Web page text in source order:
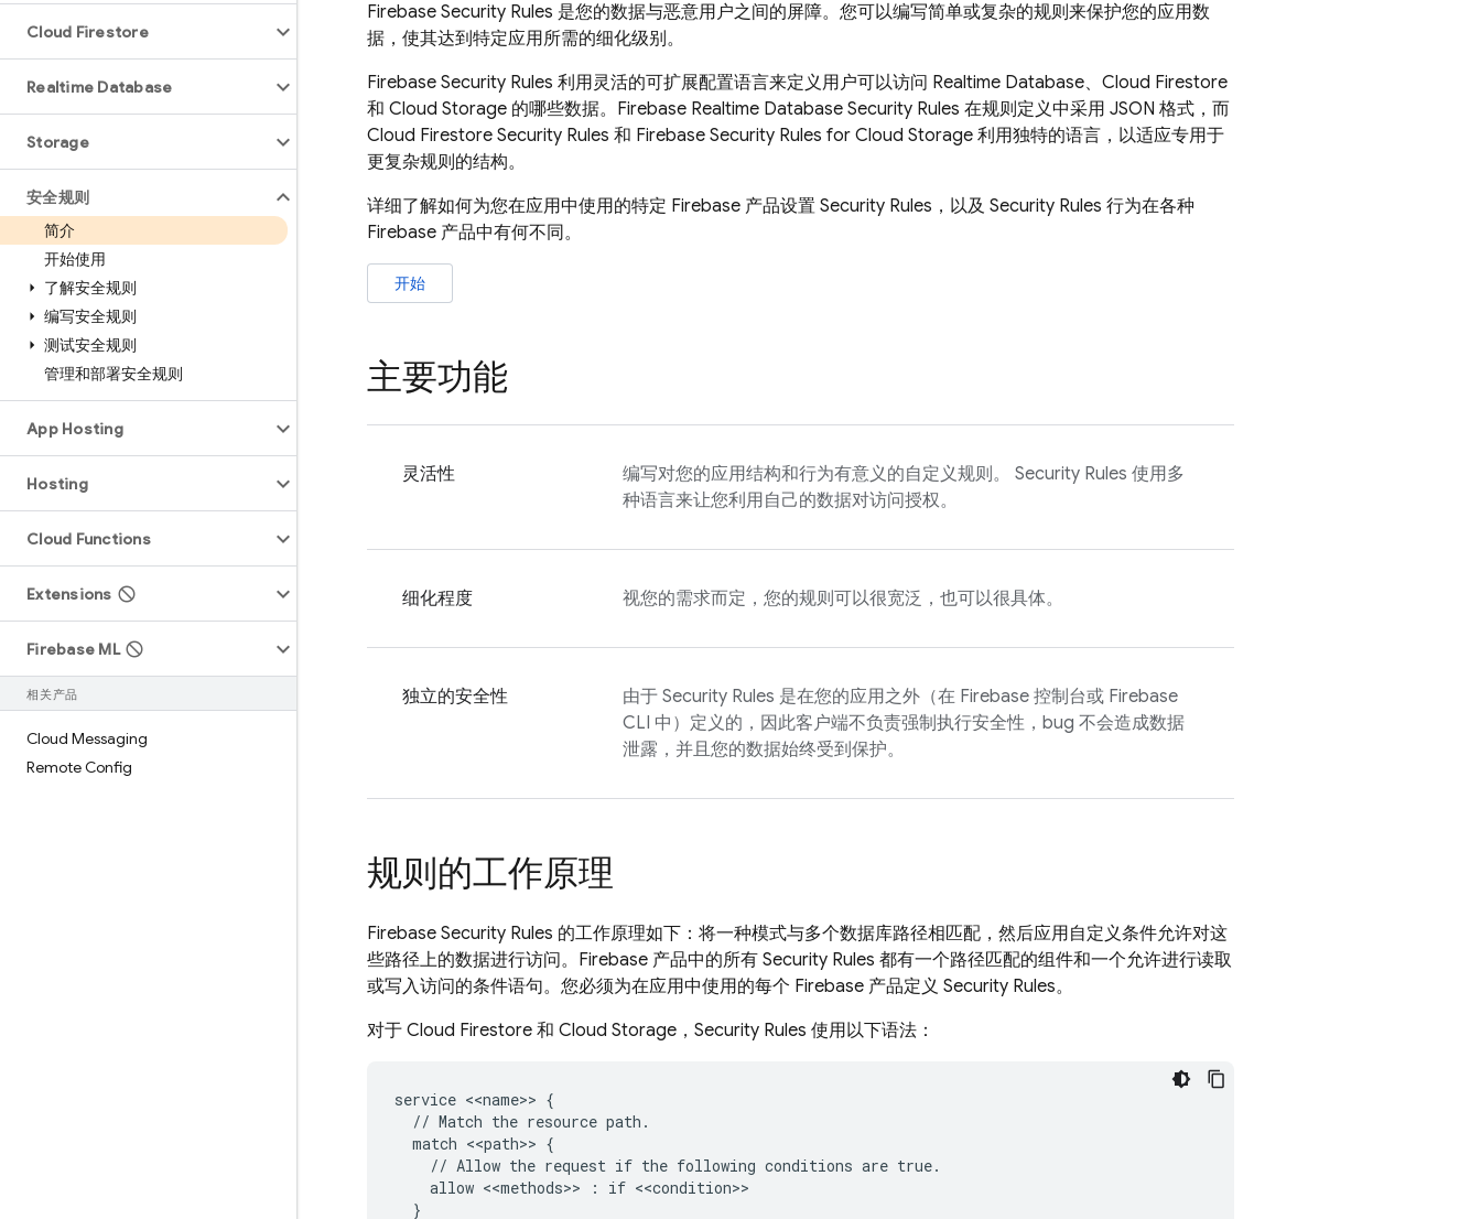
Cloud Firestore
Realtime Database
Storage
安全规则
简介
开始使用
了解安全规则
编写安全规则
测试安全规则
管理和部署安全规则
App Hosting
Hosting
Cloud Functions
Extensions
Firebase ML
相关产品
Cloud Messaging
Remote Config
Firebase Security Rules 是您的数据与恶意用户之间的屏障。您可以编写简单或复杂的规则来保护您的应用数
据，使其达到特定应用所需的细化级别。
Firebase Security Rules 利用灵活的可扩展配置语言来定义用户可以访问 Realtime Database、 Cloud Firestore
和 Cloud Storage 的哪些数据。 Firebase Realtime Database Security Rules 在规则定义中采用 JSON 格式，而
Cloud Firestore Security Rules 和 Firebase Security Rules for Cloud Storage 利用独特的语言，以适应专用于
更复杂规则的结构。
详细了解如何为您在应用中使用的特定 Firebase 产品设置 Security Rules ，以及 Security Rules 行为在各种
Firebase 产品中有何不同。
开始
主要功能
灵活性 编写对您的应用结构和行为有意义的自定义规则。 Security Rules 使用多
种语言来让您利用自己的数据对访问授权。
细化程度 视您的需求而定，您的规则可以很宽泛，也可以很具体。
独立的安全性 由于 Security Rules 是在您的应用之外（在 Firebase 控制台或 Firebase
CLI 中）定义的，因此客户端不负责强制执行安全性，bug 不会造成数据
泄露，并且您的数据始终受到保护。
规则的工作原理
Firebase Security Rules 的工作原理如下：将一种模式与多个数据库路径相匹配，然后应用自定义条件允许对这
些路径上的数据进行访问。Firebase 产品中的所有 Security Rules 都有一个路径匹配的组件和一个允许进行读取
或写入访问的条件语句。您必须为在应用中使用的每个 Firebase 产品定义 Security Rules。
对于 Cloud Firestore 和 Cloud Storage ， Security Rules 使用以下语法：
service <<name>> {
  // Match the resource path.
  match <<path>> {
    // Allow the request if the following conditions are true.
    allow <<methods>> : if <<condition>>
  }